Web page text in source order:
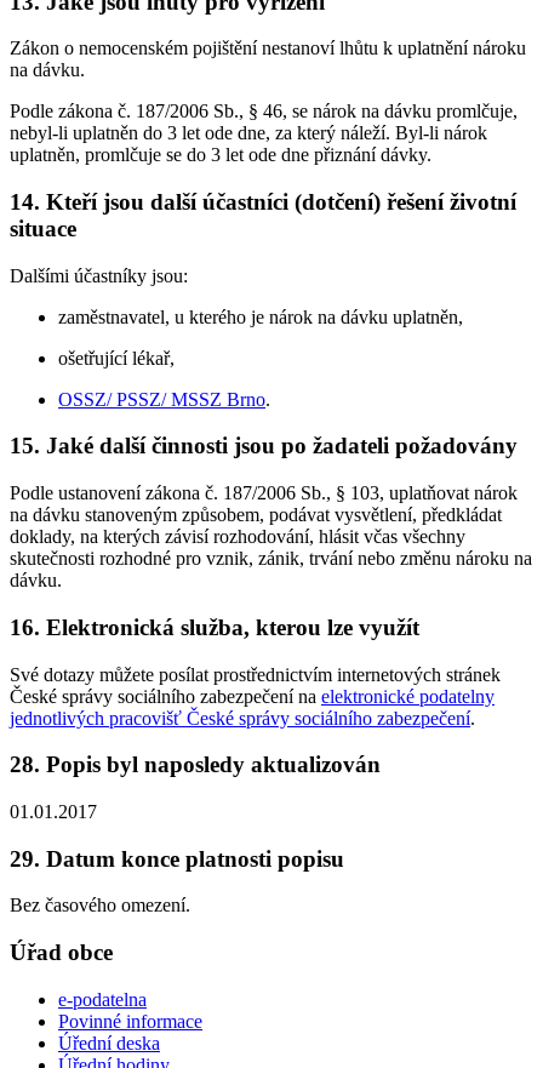
Zákon o nemocenském pojištění nestanoví lhůtu k uplatnění nároku
na dávku.
Podle zákona č. 187/2006 Sb., § 46, se nárok na dávku promlčuje,
nebyl-li uplatněn do 3 let ode dne, za který náleží. Byl-li nárok
uplatněn, promlčuje se do 3 let ode dne přiznání dávky.
14. Kteří jsou další účastníci (dotčení) řešení životní
situace
Dalšími účastníky jsou:
zaměstnavatel, u kterého je nárok na dávku uplatněn,
ošetřující lékař,
OSSZ/ PSSZ/ MSSZ Brno.
15. Jaké další činnosti jsou po žadateli požadovány
Podle ustanovení zákona č. 187/2006 Sb., § 103, uplatňovat nárok
na dávku stanoveným způsobem, podávat vysvětlení, předkládat
doklady, na kterých závisí rozhodování, hlásit včas všechny
skutečnosti rozhodné pro vznik, zánik, trvání nebo změnu nároku na
dávku.
16. Elektronická služba, kterou lze využít
Své dotazy můžete posílat prostřednictvím internetových stránek
České správy sociálního zabezpečení na elektronické podatelny
jednotlivých pracovišť České správy sociálního zabezpečení.
28. Popis byl naposledy aktualizován
01.01.2017
29. Datum konce platnosti popisu
Bez časového omezení.
Úřad obce
e-podatelna
Povinné informace
Úřední deska